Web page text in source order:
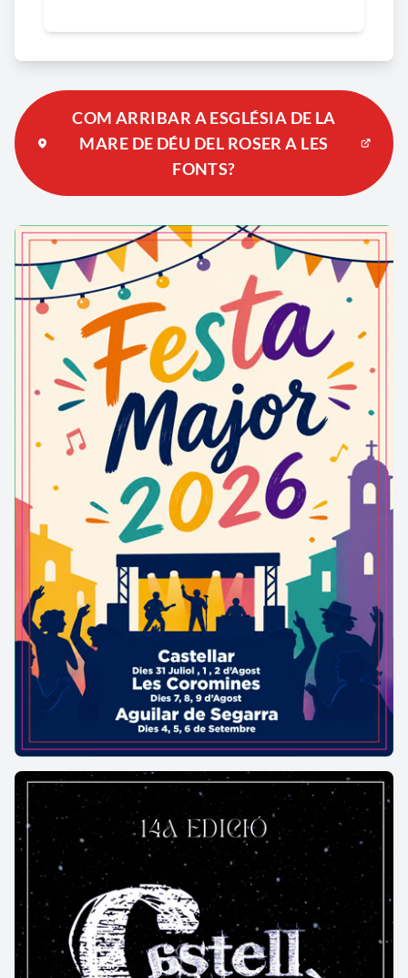
COM ARRIBAR A ESGLÉSIA DE LA
MARE DE DÉU DEL ROSER A LES
FONTS?